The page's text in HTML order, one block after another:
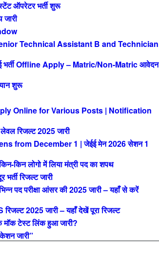
ऑपरेटर भर्ती शुरू
Technical Assistant B and Technician
भर्ती Offline Apply – Matric/Non-Matric आवेदन
शुरू
Online for Various Posts | Notification
रिजल्ट 2025 जारी
from December 1 | जेईई मेन 2026 सेशन 1
किन लोगो में लिया मंत्री पद का शपथ
रिजल्ट जारी
परीक्षा आंसर की 2025 जारी – यहाँ से करें
2025 जारी – यहाँ देखें पूरा रिजल्ट
टेस्ट लिंक हुआ जारी?
जारी”